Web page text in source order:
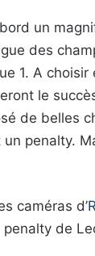
un
des
1. A choisir
le
de belles
penalty.
caméras d’
de